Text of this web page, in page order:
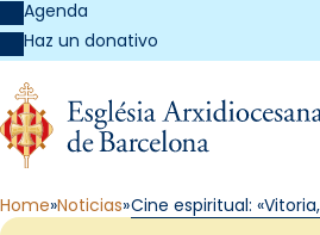
Agenda
Haz un donativo
Home Noticias Cine espiritual: